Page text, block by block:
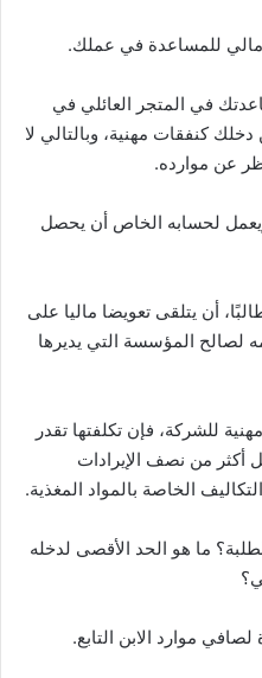
مالي للمساعدة في عملك.
في المتجر العائلي في
كنفقات مهنية، وبالتالي لا
عن موارده.
لحسابه الخاص أن يحصل
أن يتلقى تعويضا ماليا على
لصالح المؤسسة التي يديرها
للشركة، فإن تكلفتها تقدر
والذي يمثل أكثر من نصف الإيرادات
الخاصة بالمواد المغذية.
ما هو الحد الأقصى لدخله
موارد الابن التابع.